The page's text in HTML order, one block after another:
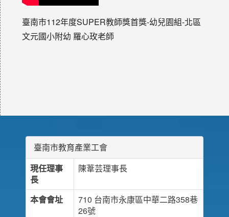
臺南市112年度SUPER教師獎首獎-幼兒園組-北區
文元國小附幼 羅心玫老師
臺南市教育產業工會
現任理事
長
陳葦芸理事長
本會會址
710 台南市永康區中華二路358巷
26號